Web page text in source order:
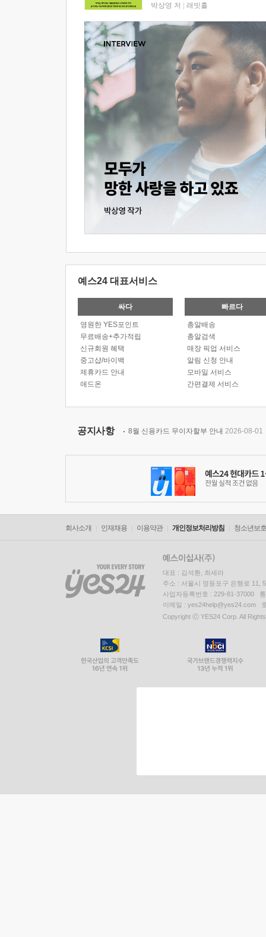
박상영 저 래빗홀
예스24 대표서비스
싸다
영원한 YES포인트
무료배송+추가적립
신규회원 혜택
중고샵/바이백
제휴카드 안내
애드온
빠르다
총알배송
총알검색
매장 픽업 서비스
알림 신청 안내
모바일 서비스
간편결제 서비스
공지사항 8월 신용카드 무이자할부 안내 2026-08-01
회사소개 인재채용 이용약관 개인정보처리방침 청소년보
대표 : 김석환, 최세라
주소 : 서울시 영등포구 은행로 11,
사업자등록번호 : 229-81-37000
이메일 : yes24help@yes24.com
Copyright ⓒ YES24 Corp. All